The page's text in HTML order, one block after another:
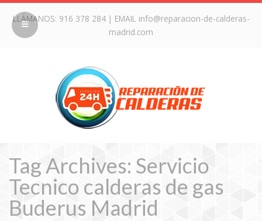
LLÁMANOS: 916 378 284| EMAIL info@reparacion-de-calderas-
madrid.com
Tag Archives: Servicio
Tecnico calderas de gas
Buderus Madrid